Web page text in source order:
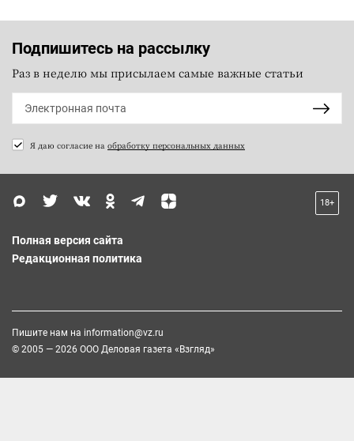
Подпишитесь на рассылку
Раз в неделю мы присылаем самые важные статьи
Я даю согласие на обработку персональных данных
18+
Полная версия сайта
Редакционная политика
Пишите нам на information@vz.ru
© 2005 — 2026 ООО Деловая газета «Взгляд»